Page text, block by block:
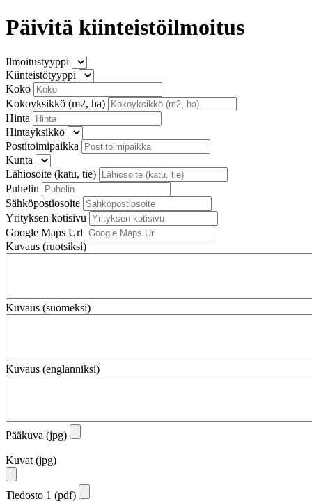
Päivitä kiinteistöilmoitus
Ilmoitustyyppi
Kiinteistötyyppi
Koko
Kokoyksikkö (m2, ha)
Hinta
Hintayksikkö
Postitoimipaikka
Kunta
Lähiosoite (katu, tie)
Puhelin
Sähköpostiosoite
Yrityksen kotisivu
Google Maps Url
Kuvaus (ruotsiksi)
Kuvaus (suomeksi)
Kuvaus (englanniksi)
Pääkuva (jpg)
Kuvat (jpg)
Tiedosto 1 (pdf)